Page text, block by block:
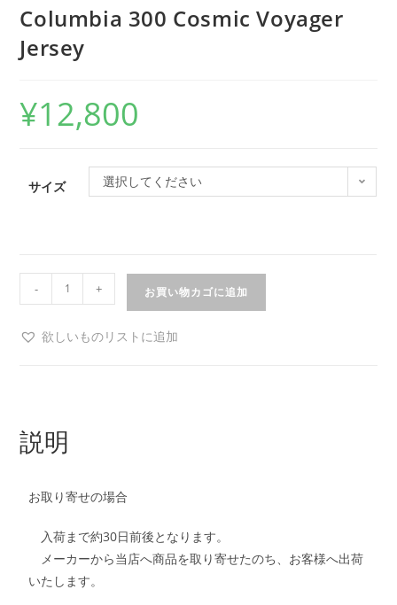
Columbia 300 Cosmic Voyager
Jersey
¥12,800
サイズ 選択してください
- + お買い物カゴに追加
欲しいものリストに追加
説明
お取り寄せの場合
入荷まで約30日前後となります。
メーカーから当店へ商品を取り寄せたのち、お客様へ出荷
いたします。